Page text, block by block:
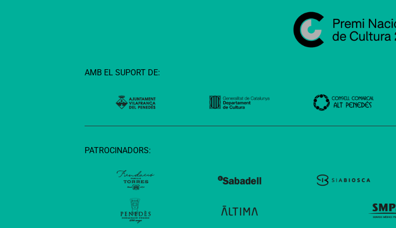
AMB EL SUPORT DE:
PATROCINADORS: